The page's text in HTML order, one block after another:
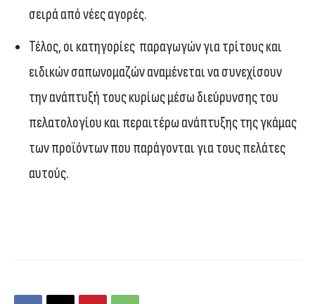
σειρά από νέες αγορές.
Τέλος, οι κατηγορίες παραγωγών για τρίτους και
ειδικών σαπωνομαζών αναμένεται να συνεχίσουν
την ανάπτυξή τους κυρίως μέσω διεύρυνσης του
πελατολογίου και περαιτέρω ανάπτυξης της γκάμας
των προϊόντων που παράγονται για τους πελάτες
αυτούς.